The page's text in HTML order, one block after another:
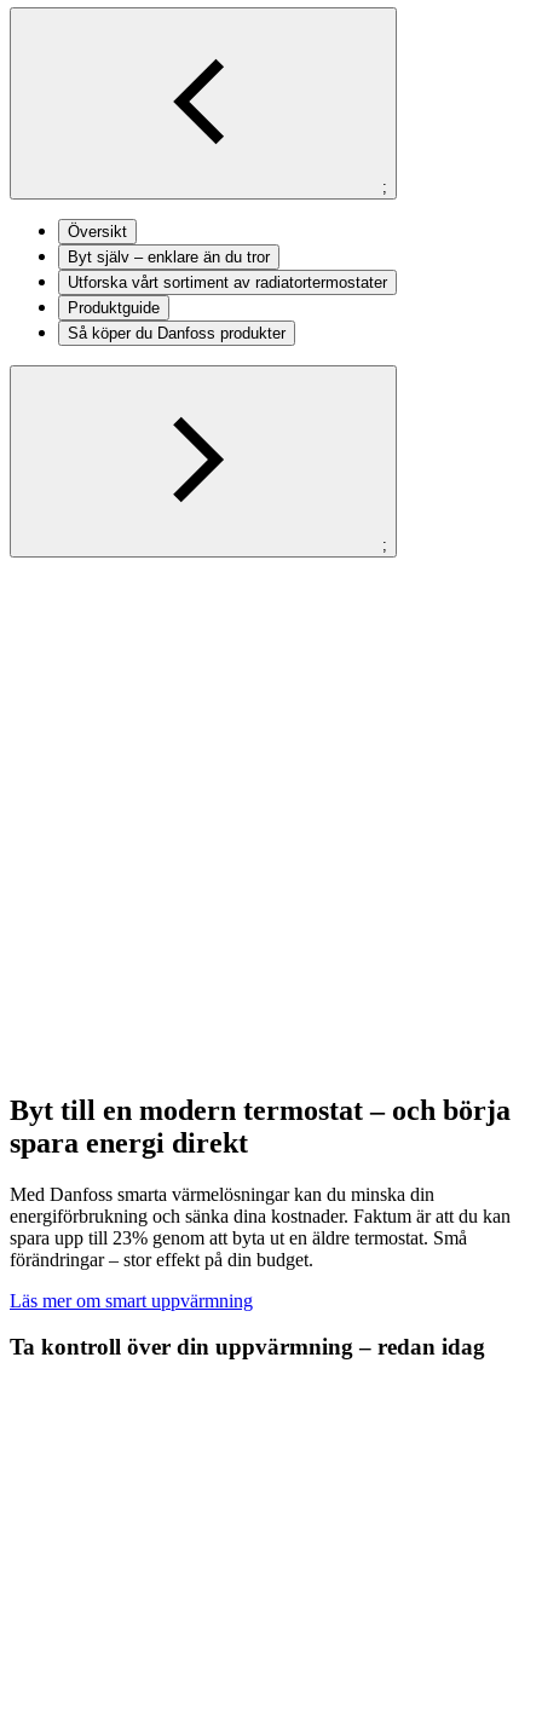
;
Översikt
Byt själv – enklare än du tror
Utforska vårt sortiment av radiatortermostater
Produktguide
Så köper du Danfoss produkter
;
Byt till en modern termostat – och börja
spara energi direkt
Med Danfoss smarta värmelösningar kan du minska din
energiförbrukning och sänka dina kostnader. Faktum är att du kan
spara upp till 23% genom att byta ut en äldre termostat. Små
förändringar – stor effekt på din budget.
Läs mer om smart uppvärmning
Ta kontroll över din uppvärmning – redan idag